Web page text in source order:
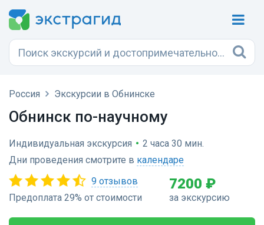
Россия Экскурсии в Обнинске
Обнинск по-научному
Индивидуальная экскурсия • 2 часа 30 мин.
Дни проведения смотрите в календаре
9 отзывов
Предоплата 29% от стоимости
7200 ₽
за экскурсию